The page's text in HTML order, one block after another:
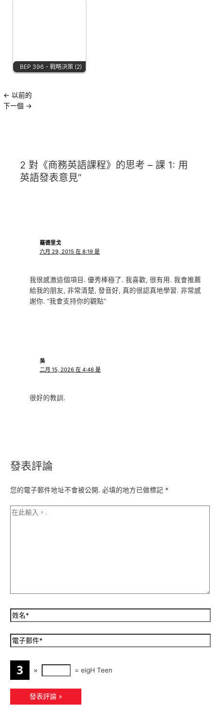
BEP 396 - 戰略決策 (2)
← 以前的
下一個 →
2 對《商務英語課程》的思考 – 課 1: 用
英語發表意見”
羅德里戈
六月 29, 2015 在 8:19 是
我很感激這個項目. 優秀棒極了. 我喜歡, 很有用. 我會推薦
給我的朋友, 非常清楚, 發音好, 真的很認真地學習. 非常感
謝你. “我會支持你的觀點”
吳
二月 15, 2026 在 4:46 是
很好的教訓.
發表評論
您的電子郵件地址不會被公開. 必填的地方已做標記 *
× = eigH Teen